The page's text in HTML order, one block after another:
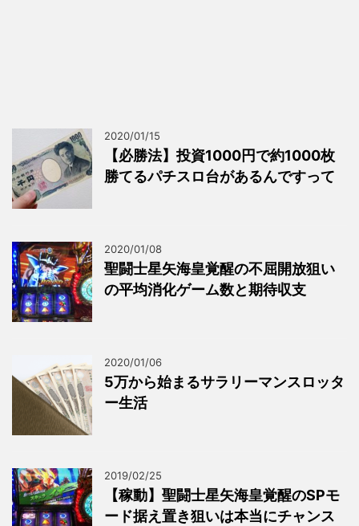
2020/01/15
【必勝法】投資1000円で約1000枚
勝てるパチスロ台があるんですって
2020/01/08
聖闘士星矢海皇覚醒の不屈開放狙い
の平均消化ゲーム数と期待収支
2020/01/06
5万から始まるサラリーマンスロッタ
ー生活
2019/02/25
【稼動】聖闘士星矢海皇覚醒のSPモ
ード据え置き狙いは本当にチャンス